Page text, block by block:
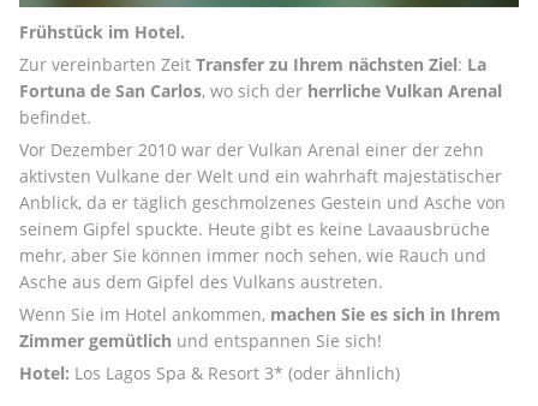
Frühstück im Hotel.
Zur vereinbarten Zeit Transfer zu Ihrem nächsten Ziel: La
Fortuna de San Carlos, wo sich der herrliche Vulkan Arenal
befindet.
Vor Dezember 2010 war der Vulkan Arenal einer der zehn
aktivsten Vulkane der Welt und ein wahrhaft majestätischer
Anblick, da er täglich geschmolzenes Gestein und Asche von
seinem Gipfel spuckte. Heute gibt es keine Lavaausbrüche
mehr, aber Sie können immer noch sehen, wie Rauch und
Asche aus dem Gipfel des Vulkans austreten.
Wenn Sie im Hotel ankommen, machen Sie es sich in Ihrem
Zimmer gemütlich und entspannen Sie sich!
Hotel: Los Lagos Spa & Resort 3* (oder ähnlich)